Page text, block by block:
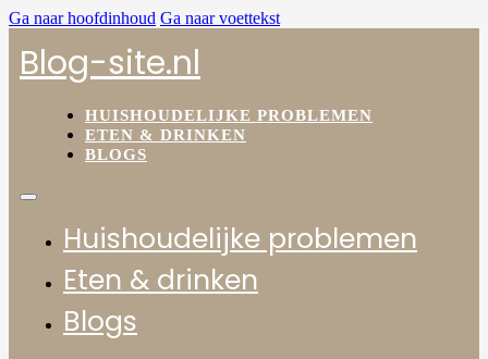
Ga naar hoofdinhoud Ga naar voettekst
Blog-site.nl
HUISHOUDELIJKE PROBLEMEN
ETEN & DRINKEN
BLOGS
Huishoudelijke problemen
Eten & drinken
Blogs